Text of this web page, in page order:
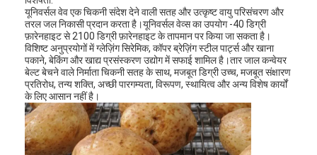
यूनिवर्सल वेव एक चिकनी संदेश देने वाली सतह और उत्कृष्ट वायु परिसंचरण और
तरल जल निकासी प्रदान करता है।यूनिवर्सल वेव्स का उपयोग -40 डिग्री
फ़ारेनहाइट से 2100 डिग्री फ़ारेनहाइट के तापमान पर किया जा सकता है।
विशिष्ट अनुप्रयोगों में ग्लेज़िंग सिरेमिक, कॉपर ब्रेज़िंग स्टील पार्ट्स और खाना
पकाने, बेकिंग और खाद्य प्रसंस्करण उद्योग में सफाई शामिल है।तार जाल कन्वेयर
बेल्ट बेचने वाले निर्माता चिकनी सतह के साथ, मजबूत डिग्री उच्च, मजबूत संक्षारण
प्रतिरोध, तन्य शक्ति, अच्छी पारगम्यता, विरूपण, स्थायित्व और अन्य विशेष कार्यों
के लिए आसान नहीं है।